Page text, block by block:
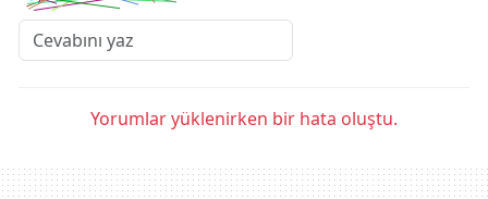
Yorumlar yüklenirken bir hata oluştu.